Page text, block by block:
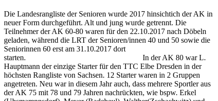
Die Landesrangliste der Senioren wurde 2017 hinsichtich der AK in
neuer Form durchgeführt. Alt und jung wurde getrennt. Die
Teilnehmer der AK 60-80 waren für den 22.10.2017 nach Döbeln
geladen, während die LRT der Senioren/innen 40 und 50 sowie die
Seniorinnen 60 erst am 31.10.2017 dort
starten. In der AK 80 war L.
Hauptmann der einzige Starter für den TTC Elbe Dresden in der
höchsten Rangliste von Sachsen. 12 Starter waren in 2 Gruppen
angetreten. Neu war in diesem Jahr auch, dass mehrere Sportler aus
der AK 75 mit 78 und 79 Jahren nachrückten, wie bspw. Erkel